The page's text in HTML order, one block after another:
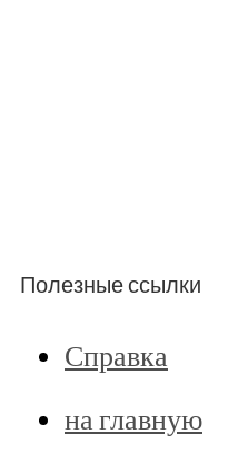
Полезные ссылки
Справка
на главную